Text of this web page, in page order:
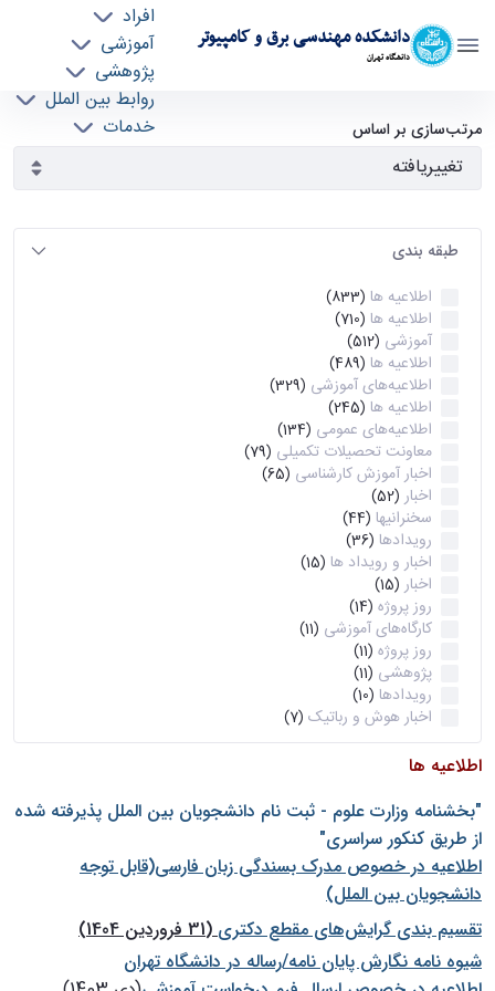
دانشکده مهندسی برق و کامپیوتر
دانشگاه تهران
افراد
آموزشی
پژوهشی
روابط بین الملل
خدمات
آرشیو اطلاعیه ها - ece- دانشکده مهندسی برق و
کامپیوتر
مرتب‌سازی بر اساس
طبقه بندی
اطلاعیه ها (833)
اطلاعیه ها (710)
آموزشی (512)
اطلاعیه ها (489)
اطلاعیه‌های‌ آموزشی (329)
اطلاعیه ها (245)
اطلاعیه‌های عمومی (134)
معاونت تحصیلات تکمیلی (79)
اخبار آموزش کارشناسی (65)
اخبار (52)
سخنرانیها (44)
رویدادها (36)
اخبار و رویداد ها (15)
اخبار (15)
روز پروژه (14)
کارگاه‌های آموزشی (11)
روز پروژه (11)
پژوهشی (11)
رویدادها (10)
اخبار هوش و رباتیک (7)
اطلاعیه ها
"بخشنامه وزارت علوم - ثبت نام دانشجويان بين الملل پذيرفته شده
از طريق كنكور سراسری"
اطلاعیه در خصوص مدرک بسندگی زبان فارسی(قابل توجه
دانشجویان بین الملل)
تقسیم بندی گرایش‌های مقطع دکتری(31 فروردین 1404)
شيوه نامه نگارش پايان نامه/رساله در دانشگاه تهران